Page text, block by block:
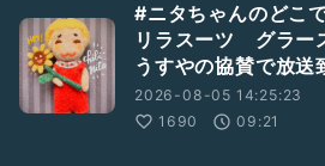
#ニタちゃんのどこ
リラスーツ グラ
うすやの協賛で放送
2026-08-05 14:25:23
1690
09:21